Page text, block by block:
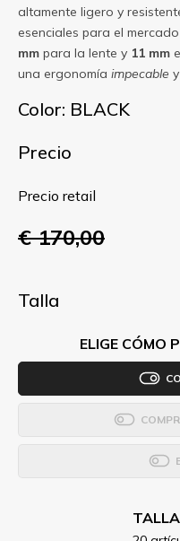
altamente ligero y
esenciales para el
mm para la lente y 11 mm
una ergonomía impecable
Color: BLACK
Precio
Precio retail
€ 170,00
Talla
ELIGE CÓMO